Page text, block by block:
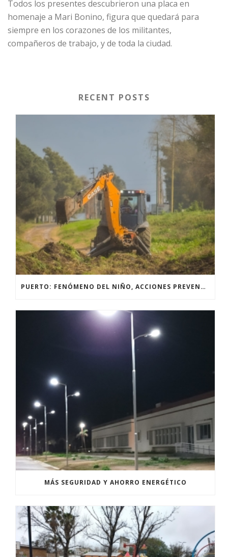
Todos los presentes descubrieron una placa en
homenaje a Mari Bonino, figura que quedará para
siempre en los corazones de los militantes,
compañeros de trabajo, y de toda la ciudad.
RECENT POSTS
PUERTO: FENÓMENO DEL NIÑO, ACCIONES PREVENTIVAS Y OBRAS.
MÁS SEGURIDAD Y AHORRO ENERGÉTICO